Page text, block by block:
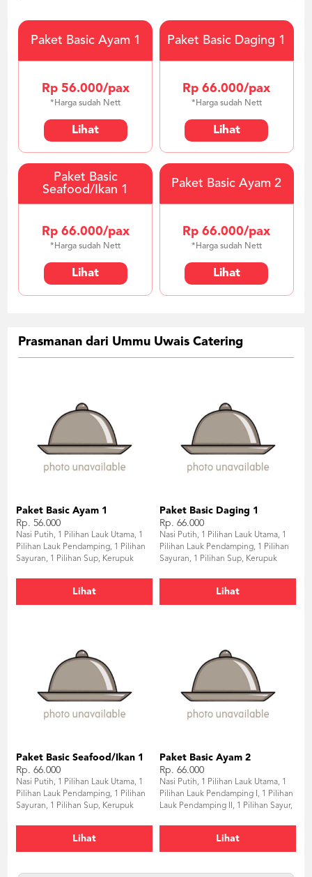
Paket Basic Ayam 1
Rp 56.000/pax
*Harga sudah Nett
Lihat
Paket Basic Daging 1
Rp 66.000/pax
*Harga sudah Nett
Lihat
Paket Basic
Seafood/Ikan 1
Rp 66.000/pax
*Harga sudah Nett
Lihat
Paket Basic Ayam 2
Rp 66.000/pax
*Harga sudah Nett
Lihat
Prasmanan dari Ummu Uwais Catering
Paket Basic Ayam 1
Rp. 56.000
Nasi Putih, 1 Pilihan Lauk Utama, 1
Pilihan Lauk Pendamping, 1 Pilihan
Sayuran, 1 Pilihan Sup, Kerupuk
Lihat
Paket Basic Daging 1
Rp. 66.000
Nasi Putih, 1 Pilihan Lauk Utama, 1
Pilihan Lauk Pendamping, 1 Pilihan
Sayuran, 1 Pilihan Sup, Kerupuk
Lihat
Paket Basic Seafood/Ikan 1
Rp. 66.000
Nasi Putih, 1 Pilihan Lauk Utama, 1
Pilihan Lauk Pendamping, 1 Pilihan
Sayuran, 1 Pilihan Sup, Kerupuk
Lihat
Paket Basic Ayam 2
Rp. 66.000
Nasi Putih, 1 Pilihan Lauk Utama, 1
Pilihan Lauk Pendamping I, 1 Pilihan
Lauk Pendamping II, 1 Pilihan Sayur,
Lihat